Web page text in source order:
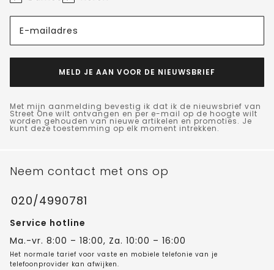
E-mailadres
MELD JE AAN VOOR DE NIEUWSBRIEF
Met mijn aanmelding bevestig ik dat ik de nieuwsbrief van
Street One wilt ontvangen en per e-mail op de hoogte wilt
worden gehouden van nieuwe artikelen en promoties. Je
kunt deze toestemming op elk moment intrekken.
Neem contact met ons op
020/4990781
Service hotline
Ma.-vr. 8:00 – 18:00, Za. 10:00 – 16:00
Het normale tarief voor vaste en mobiele telefonie van je
telefoonprovider kan afwijken.